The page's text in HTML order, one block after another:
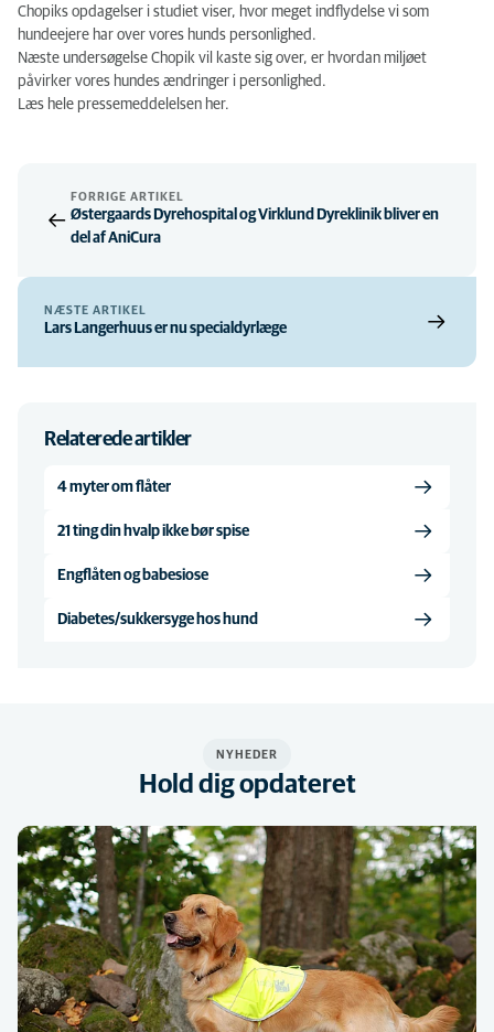
Chopiks opdagelser i studiet viser, hvor meget indflydelse vi som
hundeejere har over vores hunds personlighed.
Næste undersøgelse Chopik vil kaste sig over, er hvordan miljøet
påvirker vores hundes ændringer i personlighed.
Læs hele pressemeddelelsen her.
FORRIGE ARTIKEL
Østergaards Dyrehospital og Virklund Dyreklinik bliver en
del af AniCura
NÆSTE ARTIKEL
Lars Langerhuus er nu specialdyrlæge
Relaterede artikler
4 myter om flåter
21 ting din hvalp ikke bør spise
Engflåten og babesiose
Diabetes/sukkersyge hos hund
NYHEDER
Hold dig opdateret